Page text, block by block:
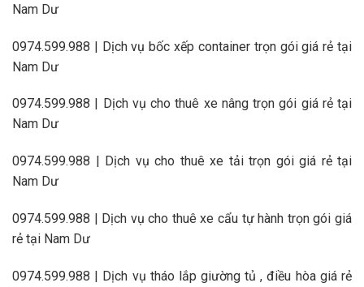
Nam Dư
0974.599.988 | Dịch vụ bốc xếp container trọn gói giá rẻ tại
Nam Dư
0974.599.988 | Dịch vụ cho thuê xe nâng trọn gói giá rẻ tại
Nam Dư
0974.599.988 | Dịch vụ cho thuê xe tải trọn gói giá rẻ tại
Nam Dư
0974.599.988 | Dịch vụ cho thuê xe cẩu tự hành trọn gói giá
rẻ tại Nam Dư
0974.599.988 | Dịch vụ tháo lắp giường tủ , điều hòa giá rẻ